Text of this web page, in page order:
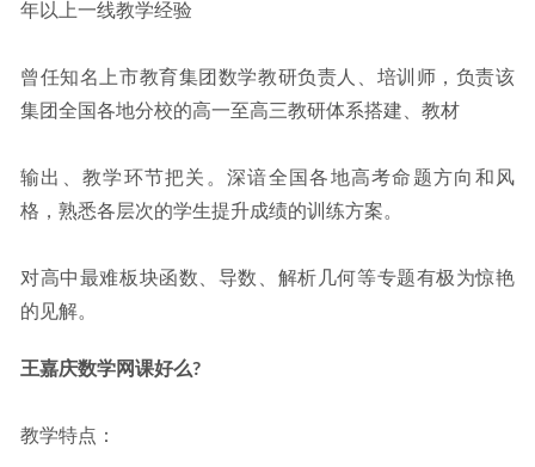
年以上一线教学经验
曾任知名上市教育集团数学教研负责人、培训师，负责该
集团全国各地分校的高一至高三教研体系搭建、教材
输出、教学环节把关。深谙全国各地高考命题方向和风
格，熟悉各层次的学生提升成绩的训练方案。
对高中最难板块函数、导数、解析几何等专题有极为惊艳
的见解。
王嘉庆数学网课好么?
教学特点：